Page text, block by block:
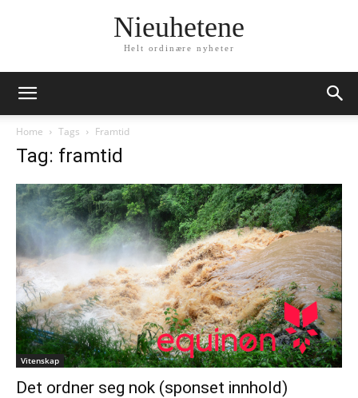
Nieuhetene
Helt ordinære nyheter
Home Tags Framtid
Tag: framtid
Vitenskap
Det ordner seg nok (sponset innhold)